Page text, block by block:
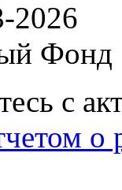
2026
с
о